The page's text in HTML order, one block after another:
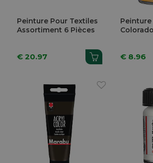
Peinture Pour Textiles
Assortiment 6 Pièces
€ 20.97 € 8.96